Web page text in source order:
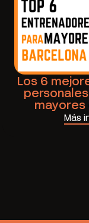
Los 6
mayores
Más